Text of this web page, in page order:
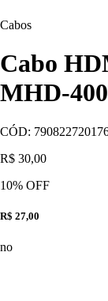
Cabos
Cabo
MHD-
CÓD:
R$ 30,00
10% OFF
R$ 27,00
no